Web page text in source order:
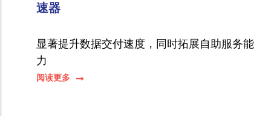
速器
显著提升数据交付速度，同时拓展自助服务能
力
阅读更多